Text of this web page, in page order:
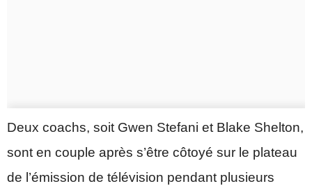
Deux coachs, soit Gwen Stefani et Blake Shelton,
sont en couple après s’être côtoyé sur le plateau
de l’émission de télévision pendant plusieurs